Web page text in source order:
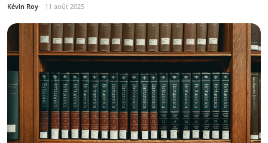
Kévin Roy 11 août 2025